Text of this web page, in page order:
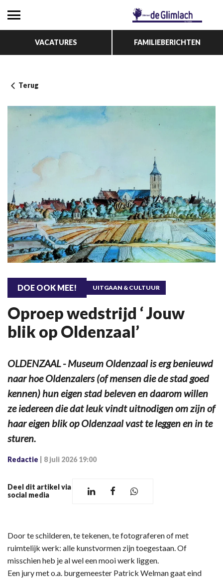
VACATURES FAMILIEBERICHTEN
Terug
DOE OOK MEE! UITGAAN & CULTUUR
Oproep wedstrijd ‘ Jouw
blik op Oldenzaal’
OLDENZAAL - Museum Oldenzaal is erg benieuwd
naar hoe Oldenzalers (of mensen die de stad goed
kennen) hun eigen stad beleven en daarom willen
ze iedereen die dat leuk vindt uitnodigen om zijn of
haar eigen blik op Oldenzaal vast te leggen en in te
sturen.
Redactie 8 juli 2026 19:00
Deel dit artikel via
social media
Door te schilderen, te tekenen, te fotograferen of met
ruimtelijk werk: alle kunstvormen zijn toegestaan. Of
misschien heb je al wel een mooi werk liggen.
Een jury met o.a. burgemeester Patrick Welman gaat eind